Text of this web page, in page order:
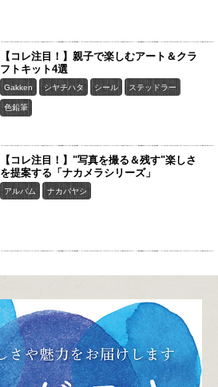
【コレ注目！】親子で楽しむアート＆クラ
フトキット4選
Gakken シヤチハタ シール ステッドラー
色鉛筆
【コレ注目！】"写真を撮る＆残す"楽しさ
を提案する「ナカメラシリーズ」
アルバム ナカバヤシ